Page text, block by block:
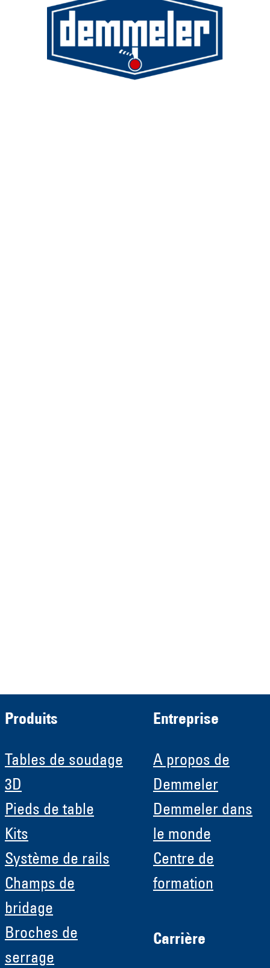
Produits
Tables de soudage
3D
Pieds de table
Kits
Système de rails
Champs de
bridage
Broches de
serrage
Entreprise
A propos de
Demmeler
Demmeler dans
le monde
Centre de
formation
Carrière